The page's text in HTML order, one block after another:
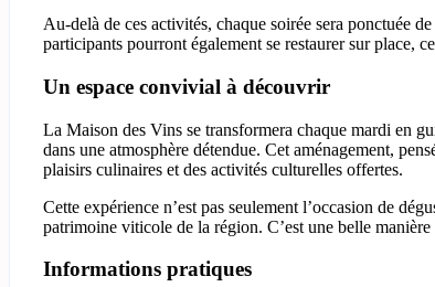
Au-delà de ces activités, chaque soirée sera ponctuée
participants pourront également se restaurer sur place,
Un espace convivial à découvrir
La Maison des Vins se transformera chaque mardi en
dans une atmosphère détendue. Cet aménagement,
plaisirs culinaires et des activités culturelles offertes.
Cette expérience n’est pas seulement l’occasion de
patrimoine viticole de la région. C’est une belle
Informations pratiques